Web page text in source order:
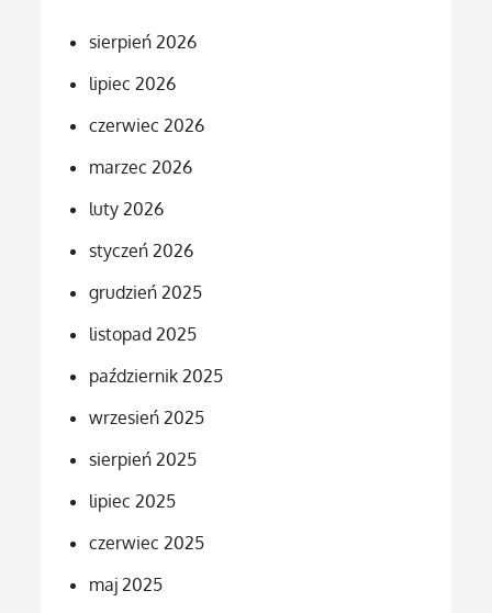
sierpień 2026
lipiec 2026
czerwiec 2026
marzec 2026
luty 2026
styczeń 2026
grudzień 2025
listopad 2025
październik 2025
wrzesień 2025
sierpień 2025
lipiec 2025
czerwiec 2025
maj 2025